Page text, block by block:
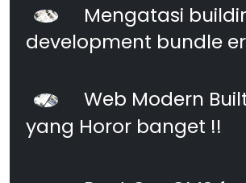
Mengatasi
development bundle
Web Modern
yang Horor banget !!